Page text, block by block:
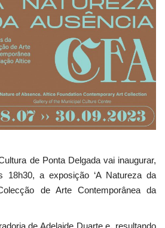
de Ponta Delgada vai inaugurar,
a exposição ‘A Natureza da
de Arte Contemporânea da
de Adelaide Duarte e, resultando